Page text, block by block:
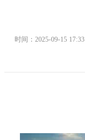
时间：2025-09-15 17:33